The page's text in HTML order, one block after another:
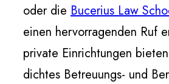
oder die Bucerius Law
einen hervorragenden Ruf
private Einrichtungen
dichtes Betreuungs- und